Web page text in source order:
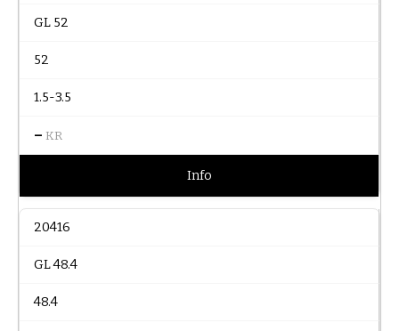
GL 52
52
1.5-3.5
– KR
Info
20416
GL 48.4
48.4